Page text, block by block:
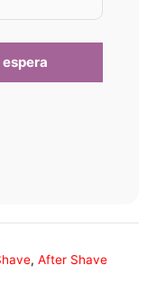
, After Shave